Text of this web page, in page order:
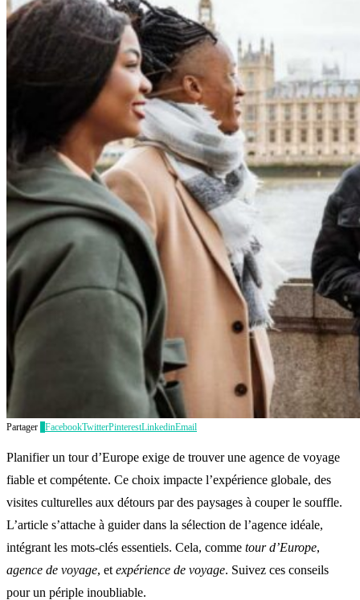
Partager FacebookTwitterPinterestLinkedinEmail
Planifier un tour d’Europe exige de trouver une agence de voyage
fiable et compétente. Ce choix impacte l’expérience globale, des
visites culturelles aux détours par des paysages à couper le souffle.
L’article s’attache à guider dans la sélection de l’agence idéale,
intégrant les mots-clés essentiels. Cela, comme tour d’Europe,
agence de voyage, et expérience de voyage. Suivez ces conseils
pour un périple inoubliable.